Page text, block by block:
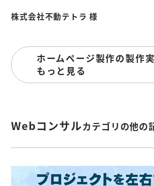
株式会社不動テトラ 様
ホームページ製作の製作
もっと見る
Webコンサルカテゴリの他の